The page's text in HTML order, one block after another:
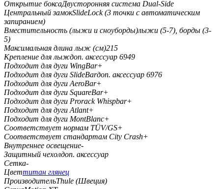
Открытие боксаДвусторонняя система Dual-Side
Центральный замокSlideLock (3 точки с автоматическим
запиранием)
Вместительность (лыжи и сноуборды)лыжи (5-7), борды (3-
5)
Максимальная длина лыж (см)215
Крепление для лыждоп. аксессуар 6949
Подходит для дуги WingBar+
Подходит для дуги SlideBarдоп. аксессуар 6976
Подходит для дуги AeroBar+
Подходит для дуги SquareBar+
Подходит для дуги Prorack Whispbar+
Подходит для дуги Atlant+
Подходит для дуги MontBlanc+
Соответствует нормам TÜV/GS+
Соответствует стандартам City Crash+
Внутреннее освещение-
Защитный чехолдоп. аксессуар
Сетка-
Цветтитан глянец
ПроизводительThule (Швеция)